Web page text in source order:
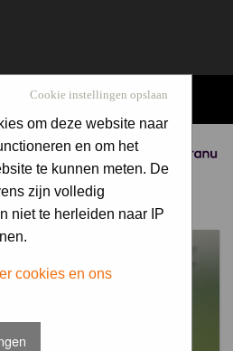
Sponsored by
Cookie instellingen opslaan
om deze website naar
en om het
te kunnen meten. De
zijn volledig
niet te herleiden naar IP
cookies en ons